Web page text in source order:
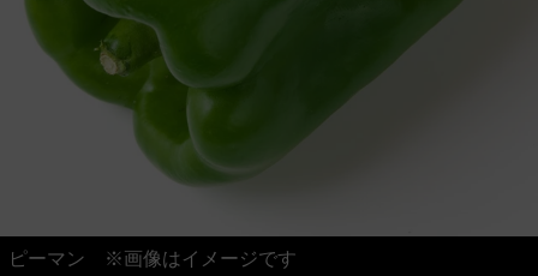
ピーマン ※画像はイメージです